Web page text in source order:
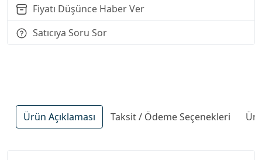
Fiyatı Düşünce Haber Ver
Satıcıya Soru Sor
Ürün Açıklaması Taksit / Ödeme Seçenekleri